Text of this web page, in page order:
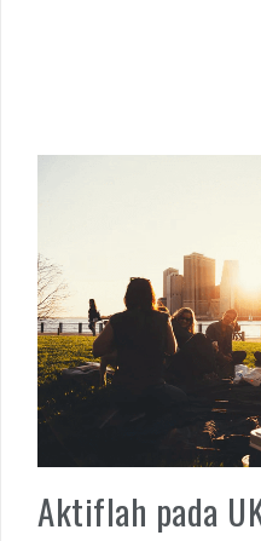
Aktiflah pada